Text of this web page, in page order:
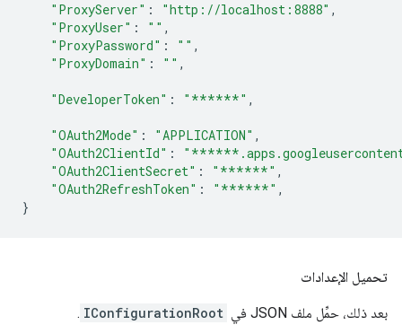
"ProxyServer" : "http://localhost:8888" ,
"ProxyUser" : "" ,
"ProxyPassword" : "" ,
"ProxyDomain" : "" ,
"DeveloperToken" : "******" ,
"OAuth2Mode" : "APPLICATION" ,
"OAuth2ClientId" :
"OAuth2ClientSecret" : "******" ,
"OAuth2RefreshToken" : "******" ,
}
تحميل الإعدادات
بعد ذلك، حمِّل ملف JSON في IConfigurationRoot
.